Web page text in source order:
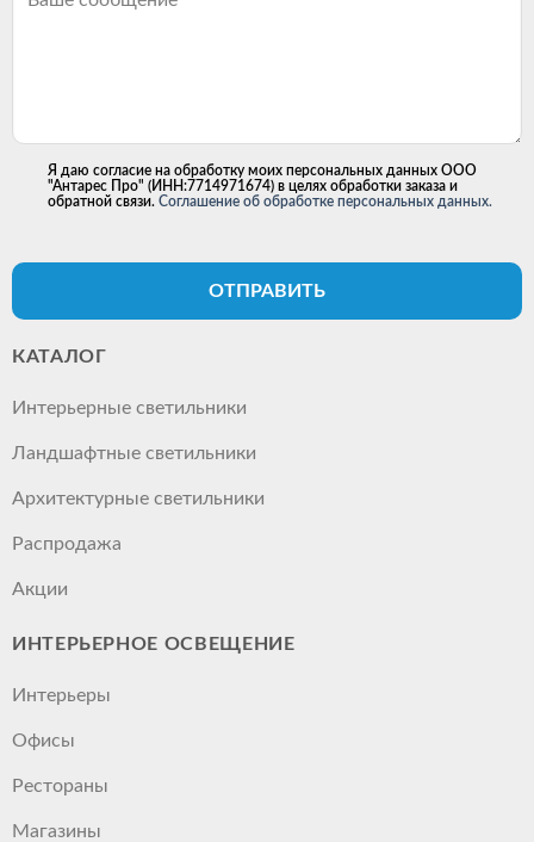
Я даю согласие на обработку моих персональных данных ООО
"Антарес Про" (ИНН:7714971674) в целях обработки заказа и
обратной связи. Соглашение об обработке персональных данных.
ОТПРАВИТЬ
КАТАЛОГ
Интерьерные светильники
Ландшафтные светильники
Архитектурные светильники
Распродажа
Акции
ИНТЕРЬЕРНОЕ ОСВЕЩЕНИЕ
Интерьеры
Офисы
Рестораны
Магазины